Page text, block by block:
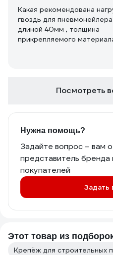
Какая рекомендована
гвоздь для пневмонейлера
длиной 40мм , толщина
прикрепляемого
Посмотреть
Нужна помощь?
Задайте вопрос – вам
представитель бренда
покупателей
Задать
Этот товар из
Крепёж для строительных